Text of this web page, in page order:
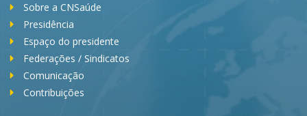
Sobre a CNSaúde
Presidência
Espaço do presidente
Federações / Sindicatos
Comunicação
Contribuições